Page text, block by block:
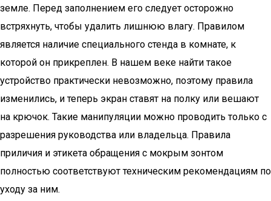
земле. Перед заполнением его следует осторожно
встряхнуть, чтобы удалить лишнюю влагу. Правилом
является наличие специального стенда в комнате, к
которой он прикреплен. В нашем веке найти такое
устройство практически невозможно, поэтому правила
изменились, и теперь экран ставят на полку или вешают
на крючок. Такие манипуляции можно проводить только с
разрешения руководства или владельца. Правила
приличия и этикета обращения с мокрым зонтом
полностью соответствуют техническим рекомендациям по
уходу за ним.